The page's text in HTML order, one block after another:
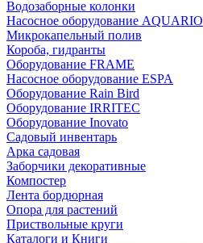
Водозаборные колонки
Насосное оборудование AQUARIO
Микрокапельный полив
Короба, гидранты
Оборудование FRAME
Насосное оборудование ESPA
Оборудование Rain Bird
Оборудование IRRITEC
Оборудование Inovato
Садовый инвентарь
Арка садовая
Заборчики декоративные
Компостер
Лента бордюрная
Опора для растений
Приствольные круги
Каталоги и Книги